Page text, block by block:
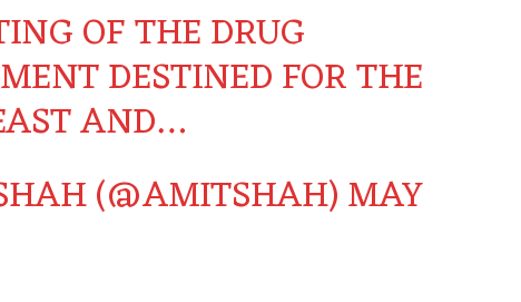
OF THE DRUG
DESTINED FOR THE
AND…
(@AMITSHAH)MAY